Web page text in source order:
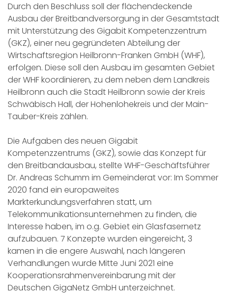
Durch den Beschluss soll der flächendeckende
Ausbau der Breitbandversorgung in der Gesamtstadt
mit Unterstützung des Gigabit Kompetenzzentrum
(GKZ), einer neu gegründeten Abteilung der
Wirtschaftsregion Heilbronn-Franken GmbH (WHF),
erfolgen. Diese soll den Ausbau im gesamten Gebiet
der WHF koordinieren, zu dem neben dem Landkreis
Heilbronn auch die Stadt Heilbronn sowie der Kreis
Schwäbisch Hall, der Hohenlohekreis und der Main-
Tauber-Kreis zählen.
Die Aufgaben des neuen Gigabit
Kompetenzzentrums (GKZ), sowie das Konzept für
den Breitbandausbau, stellte WHF-Geschäftsführer
Dr. Andreas Schumm im Gemeinderat vor: Im Sommer
2020 fand ein europaweites
Markterkundungsverfahren statt, um
Telekommunikationsunternehmen zu finden, die
Interesse haben, im o.g. Gebiet ein Glasfasernetz
aufzubauen. 7 Konzepte wurden eingereicht, 3
kamen in die engere Auswahl, nach längeren
Verhandlungen wurde Mitte Juni 2021 eine
Kooperationsrahmenvereinbarung mit der
Deutschen GigaNetz GmbH unterzeichnet.